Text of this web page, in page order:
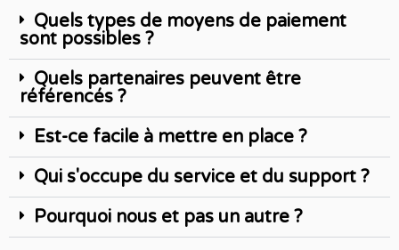
Quels types de moyens de paiement
sont possibles ?
Quels partenaires peuvent être
référencés ?
Est-ce facile à mettre en place ?
Qui s'occupe du service et du support ?
Pourquoi nous et pas un autre ?